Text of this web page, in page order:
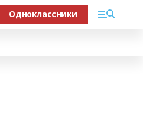
Одноклассники